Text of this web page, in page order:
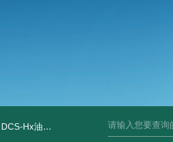
DCS-Hx油桶搬运车电子秤 上海350kg防爆倒桶称